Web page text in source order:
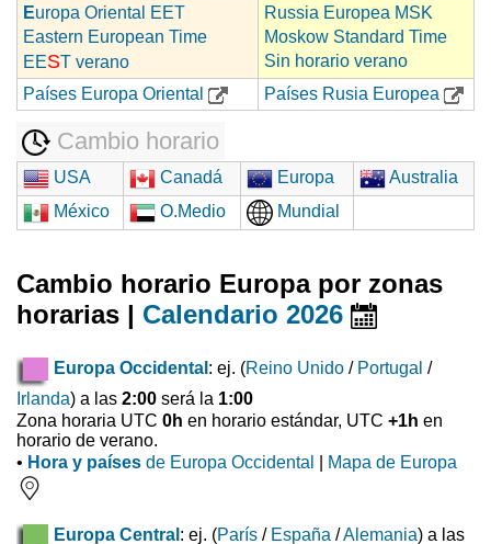
Europa Oriental EET
Eastern European Time
EEST verano
Russia Europea MSK
Moskow Standard Time
Sin horario verano
Países Europa Oriental
Países Rusia Europea
Cambio horario
USA Canadá Europa
Australia
México
O.Medio Mundial
Cambio horario Europa por zonas
horarias | Calendario 2026
Europa Occidental : ej. (Reino Unido / Portugal /
Irlanda) a las 2:00 será la 1:00
Zona horaria UTC 0h en horario estándar, UTC +1h en
horario de verano.
• Hora y países de Europa Occidental Mapa de Europa
Europa Central : ej. (París / España /Alemania) a las